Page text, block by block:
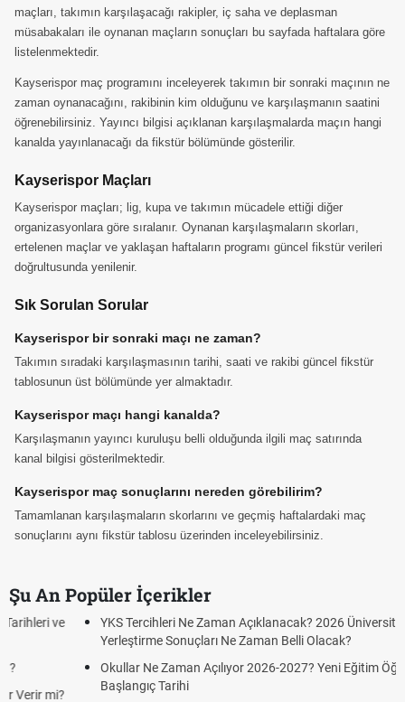
maçları, takımın karşılaşacağı rakipler, iç saha ve deplasman
müsabakaları ile oynanan maçların sonuçları bu sayfada haftalara göre
listelenmektedir.
Kayserispor maç programını inceleyerek takımın bir sonraki maçının ne
zaman oynanacağını, rakibinin kim olduğunu ve karşılaşmanın saatini
öğrenebilirsiniz. Yayıncı bilgisi açıklanan karşılaşmalarda maçın hangi
kanalda yayınlanacağı da fikstür bölümünde gösterilir.
Kayserispor Maçları
Kayserispor maçları; lig, kupa ve takımın mücadele ettiği diğer
organizasyonlara göre sıralanır. Oynanan karşılaşmaların skorları,
ertelenen maçlar ve yaklaşan haftaların programı güncel fikstür verileri
doğrultusunda yenilenir.
Sık Sorulan Sorular
Kayserispor bir sonraki maçı ne zaman?
Takımın sıradaki karşılaşmasının tarihi, saati ve rakibi güncel fikstür
tablosunun üst bölümünde yer almaktadır.
Kayserispor maçı hangi kanalda?
Karşılaşmanın yayıncı kuruluşu belli olduğunda ilgili maç satırında
kanal bilgisi gösterilmektedir.
Kayserispor maç sonuçlarını nereden görebilirim?
Tamamlanan karşılaşmaların skorlarını ve geçmiş haftalardaki maç
sonuçlarını aynı fikstür tablosu üzerinden inceleyebilirsiniz.
Şu An Popüler İçerikler
YKS Tercihleri Ne Zaman Açıklanacak? 2026 Üniversite
Yerleştirme Sonuçları Ne Zaman Belli Olacak?
Okullar Ne Zaman Açılıyor 2026-2027? Yeni Eğitim Öğretim Yılı
Başlangıç Tarihi